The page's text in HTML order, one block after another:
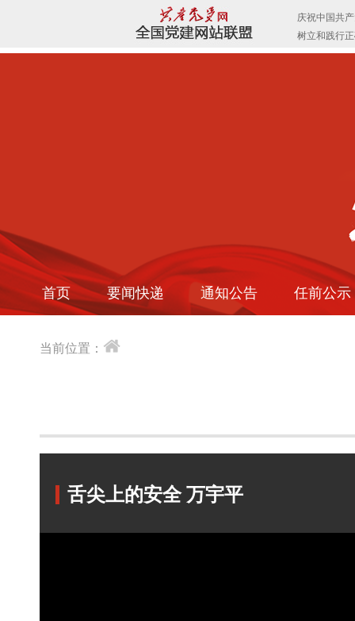
首页 要闻快递 通知公告 任前公示
当前位置：
舌尖上的安全 万宇平